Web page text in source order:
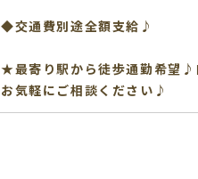
◆交通費別途全額支給♪
★最寄り駅から徒歩通勤希望♪
お気軽にご相談ください♪